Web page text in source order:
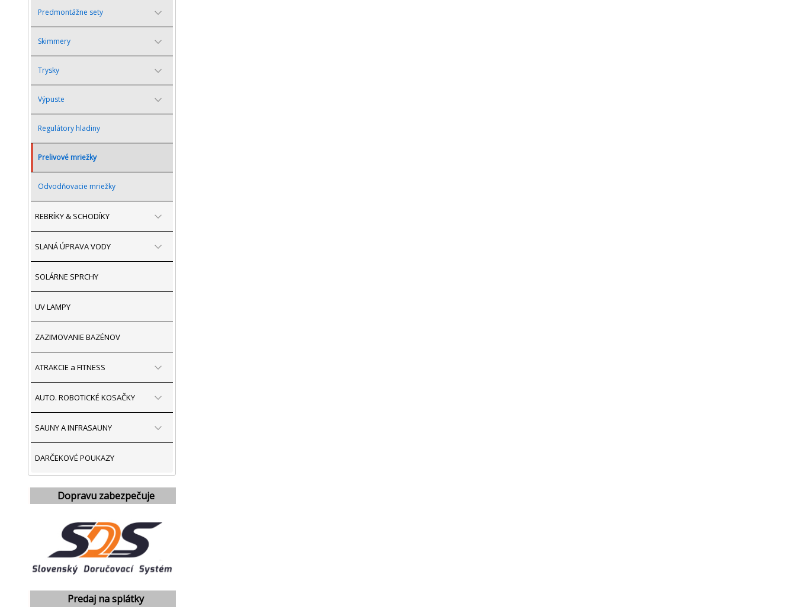
Predmontážne sety
Skimmery
Trysky
Výpuste
Regulátory hladiny
Prelivové mriežky
Odvodňovacie mriežky
REBRÍKY & SCHODÍKY
SLANÁ ÚPRAVA VODY
SOLÁRNE SPRCHY
UV LAMPY
ZAZIMOVANIE BAZÉNOV
ATRAKCIE a FITNESS
AUTO. ROBOTICKÉ KOSAČKY
SAUNY A INFRASAUNY
DARČEKOVÉ POUKAZY
Dopravu zabezpečuje
Predaj na splátky